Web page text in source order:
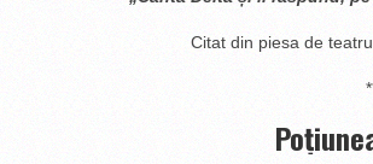
Citat din piesa de